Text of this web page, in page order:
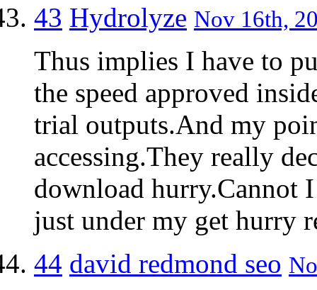
43 Hydrolyze Nov 16th,
Thus implies I have to
the speed approved
trial outputs.And my
accessing.They really
download hurry.Cannot
just under my get hurry
44 david redmond seo